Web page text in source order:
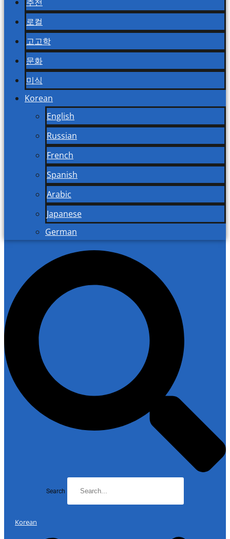
로컬
고고학
문화
미식
Korean
English
Russian
French
Spanish
Arabic
Japanese
German
Search
Korean